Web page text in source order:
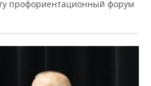
профориентационный форум